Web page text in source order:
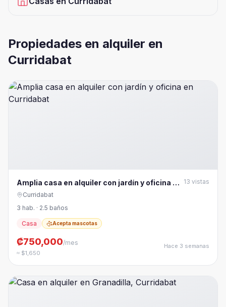
Propiedades en alquiler en
Curridabat
Amplia casa en alquiler con jardín y oficina en
Curridabat
13 vistas
Curridabat
3 hab. · 2.5 baños
Casa Acepta mascotas
₡750,000/mes
≈ $1,650
Hace 3 semanas